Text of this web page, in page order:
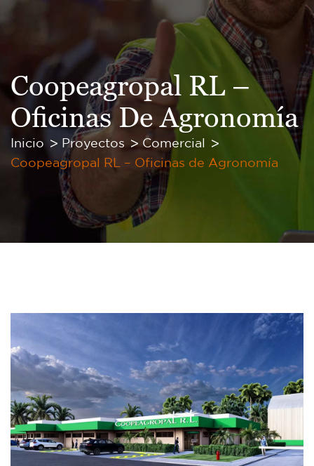
Coopeagropal RL –
Oficinas De Agronomía
Inicio Proyectos
Comercial
Coopeagropal RL – Oficinas de Agronomía